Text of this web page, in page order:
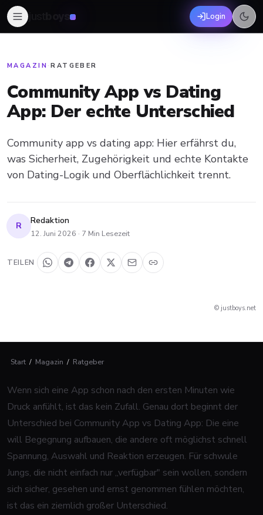
boys Login
MAGAZIN ·RATGEBER
Community App vs Dating
App: Der echte Unterschied
Community app vs dating app: Hier erfährst du,
was Sicherheit, Zugehörigkeit und echte Kontakte
von Dating-Logik und Oberflächlichkeit trennt.
R Redaktion
12. Juni 2026 · 7 Min Lesezeit
TEILEN
© justboys.net
Start / Magazin / Ratgeber
Wenn sich eine App schon nach den ersten Minuten wie
Druck anfühlt, ist das kein Zufall. Genau dort beginnt der
Unterschied bei Community App vs Dating App: Die eine
will Begegnung aufbauen, die andere oft möglichst schnell
Spannung, Auswahl und Reaktion erzeugen. Für schwule
Jungs, die nicht einfach nur „verfügbar" sein wollen, sondern
sich sicher, gesehen und ernst genommen fühlen möchten,
ist das ein ziemlich großer Unterschied.